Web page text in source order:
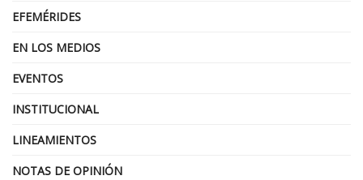
EFEMÉRIDES
EN LOS MEDIOS
EVENTOS
INSTITUCIONAL
LINEAMIENTOS
NOTAS DE OPINIÓN